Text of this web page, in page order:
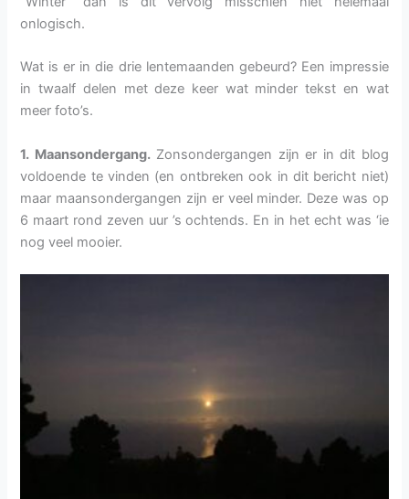
onlogisch.
Wat is er in die drie lentemaanden gebeurd? Een impressie
in twaalf delen met deze keer wat minder tekst en wat
meer foto’s.
1. Maansondergang.Zonsondergangen zijn er in dit blog
voldoende te vinden (en ontbreken ook in dit bericht niet)
maar maansondergangen zijn er veel minder. Deze was op
6 maart rond zeven uur ’s ochtends. En in het echt was ‘ie
nog veel mooier.